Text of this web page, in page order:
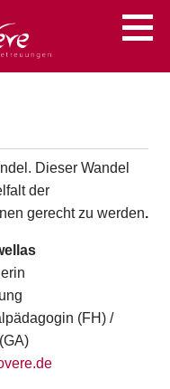
Dieser Wandel
der
gerecht zu werden.
(FH) /